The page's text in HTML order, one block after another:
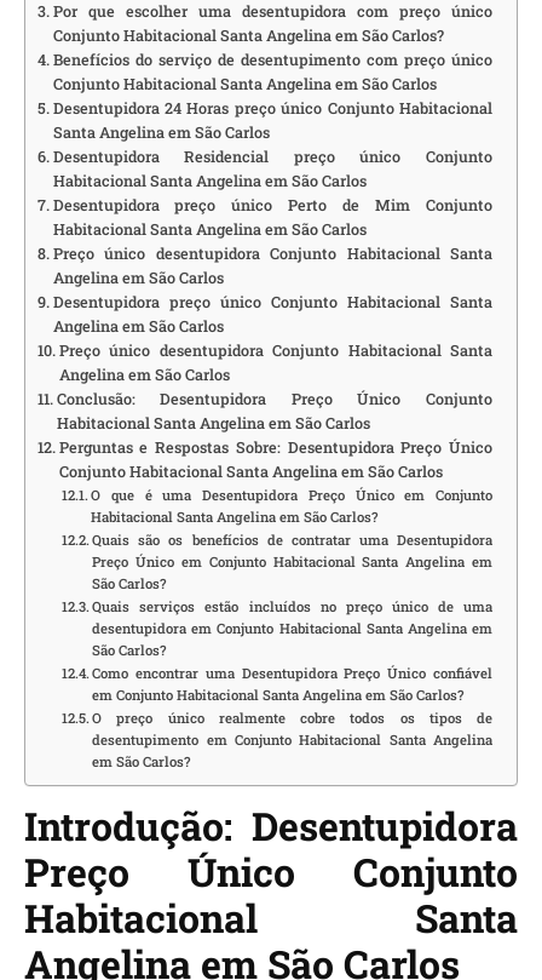
Por que escolher uma desentupidora com preço único
Conjunto Habitacional Santa Angelina em São Carlos?
Benefícios do serviço de desentupimento com preço único
Conjunto Habitacional Santa Angelina em São Carlos
Desentupidora 24 Horas preço único Conjunto Habitacional
Santa Angelina em São Carlos
Desentupidora Residencial preço único Conjunto
Habitacional Santa Angelina em São Carlos
Desentupidora preço único Perto de Mim Conjunto
Habitacional Santa Angelina em São Carlos
Preço único desentupidora Conjunto Habitacional Santa
Angelina em São Carlos
Desentupidora preço único Conjunto Habitacional Santa
Angelina em São Carlos
Preço único desentupidora Conjunto Habitacional Santa
Angelina em São Carlos
Conclusão: Desentupidora Preço Único Conjunto
Habitacional Santa Angelina em São Carlos
Perguntas e Respostas Sobre: Desentupidora Preço Único
Conjunto Habitacional Santa Angelina em São Carlos
O que é uma Desentupidora Preço Único em Conjunto
Habitacional Santa Angelina em São Carlos?
Quais são os benefícios de contratar uma Desentupidora
Preço Único em Conjunto Habitacional Santa Angelina em
São Carlos?
Quais serviços estão incluídos no preço único de uma
desentupidora em Conjunto Habitacional Santa Angelina em
São Carlos?
Como encontrar uma Desentupidora Preço Único confiável
em Conjunto Habitacional Santa Angelina em São Carlos?
O preço único realmente cobre todos os tipos de
desentupimento em Conjunto Habitacional Santa Angelina
em São Carlos?
Introdução: Desentupidora
Preço Único Conjunto
Habitacional Santa
Angelina em São Carlos